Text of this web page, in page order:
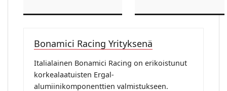
Bonamici Racing Yrityksenä
Italialainen Bonamici Racing on erikoistunut
korkealaatuisten Ergal-
alumiinikomponenttien valmistukseen.